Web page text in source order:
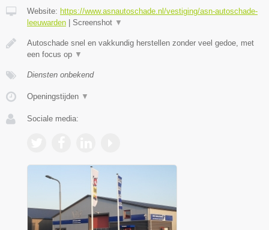
Website: https://www.asnautoschade.nl/vestiging/asn-autoschade-
leeuwarden | Screenshot ▼
Autoschade snel en vakkundig herstellen zonder veel gedoe, met
een focus op ▼
Diensten onbekend
Openingstijden ▼
Sociale media: